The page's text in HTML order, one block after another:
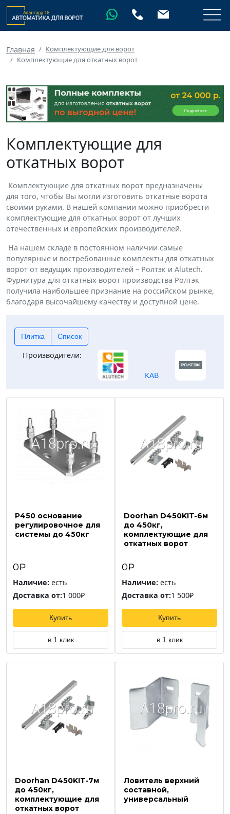
Главная
Комплектующие для ворот
Комплектующие для откатных ворот
Комплектующие для
откатных ворот
Комплектующие для откатных ворот предназначены
для того, чтобы Вы могли изготовить откатные ворота
своими руками. В нашей компании можно приобрести
комплектующие для откатных ворот от лучших
отечественных и европейских производителей.
На нашем складе в постоянном наличии самые
популярные и востребованные комплекты для откатных
ворот от ведущих производителей – Ролтэк и Alutech.
Фурнитура для откатных ворот производства Ролтэк
получила наибольшее признание на российском рынке,
благодаря высочайшему качеству и доступной цене.
Плитка Список
Производители:
КАВ
P450 основание
регулировочное для
системы до 450кг
0₽
Наличие: есть
Доставка от:1 000₽
Купить
в 1 клик
Doorhan D450KIT-6м
до 450кг,
комплектующие для
откатных ворот
0₽
Наличие: есть
Доставка от:1 500₽
Купить
в 1 клик
Doorhan D450KIT-7м
до 450кг,
комплектующие для
откатных ворот
Ловитель верхний
составной,
универсальный